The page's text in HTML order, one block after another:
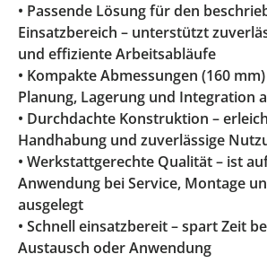
• Passende Lösung für den
Einsatzbereich – unterstützt
und effiziente Arbeitsabläufe
• Kompakte Abmessungen (160
Planung, Lagerung und Integration
• Durchdachte Konstruktion –
Handhabung und zuverlässige
• Werkstattgerechte Qualität – ist
Anwendung bei Service, Montage
ausgelegt
• Schnell einsatzbereit – spart Zeit
Austausch oder Anwendung